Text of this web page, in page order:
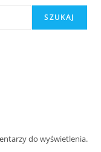
SZUKAJ
do wyświetlenia.